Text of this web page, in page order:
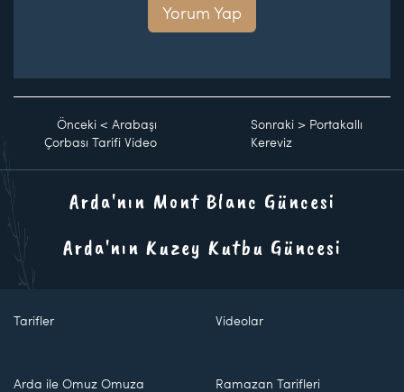
Yorum Yap
Önceki < Arabaşı
Çorbası Tarifi Video
Sonraki > Portakallı
Kereviz
Arda'nın Mont Blanc Güncesi
Arda'nın Kuzey Kutbu Güncesi
Tarifler Videolar
Arda ile Omuz Omuza Ramazan Tarifleri